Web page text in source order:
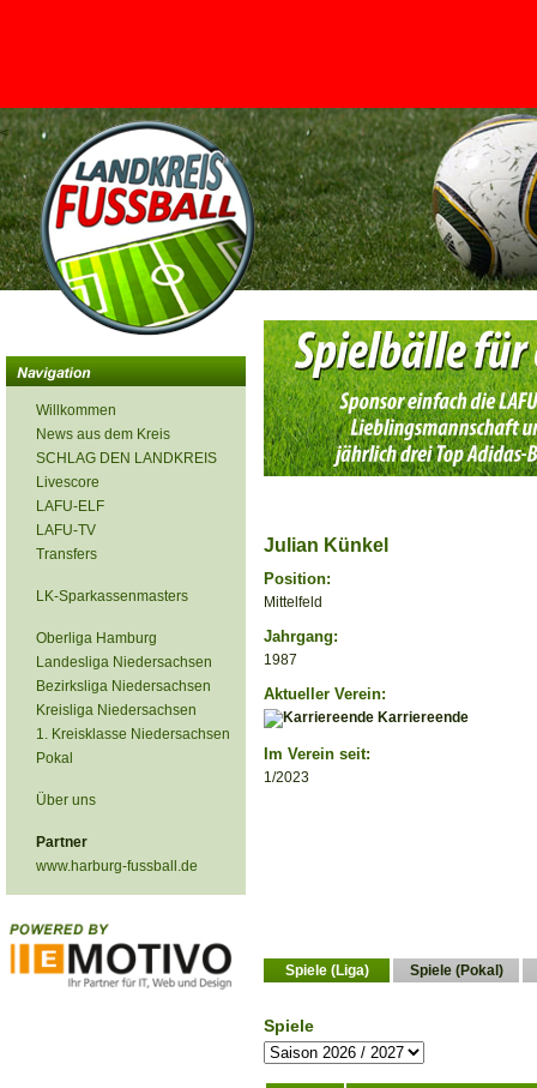
<
Willkommen
News aus dem Kreis
SCHLAG DEN LANDKREIS
Livescore
LAFU-ELF
LAFU-TV
Transfers
LK-Sparkassenmasters
Oberliga Hamburg
Landesliga Niedersachsen
Bezirksliga Niedersachsen
Kreisliga Niedersachsen
1. Kreisklasse Niedersachsen
Pokal
Über uns
Partner
www.harburg-fussball.de
Julian Künkel
Position:
Mittelfeld
Jahrgang:
1987
Aktueller Verein:
Karriereende
Im Verein seit:
1/2023
Spiele (Liga) Spiele (Pokal)
Spiele